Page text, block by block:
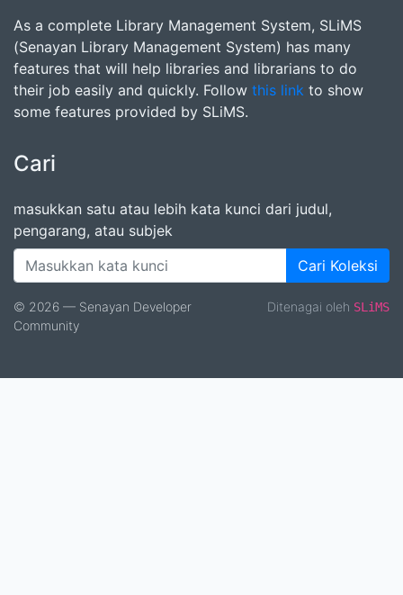
As a complete Library Management System, SLiMS
(Senayan Library Management System) has many
features that will help libraries and librarians to do
their job easily and quickly. Follow this link to show
some features provided by SLiMS.
Cari
masukkan satu atau lebih kata kunci dari judul,
pengarang, atau subjek
Cari Koleksi
© 2026 — Senayan Developer
Community
Ditenagai oleh SLiMS